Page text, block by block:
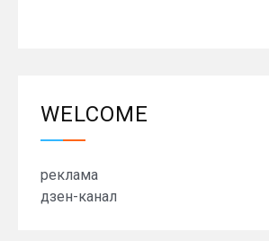
WELCOME
реклама
дзен-канал